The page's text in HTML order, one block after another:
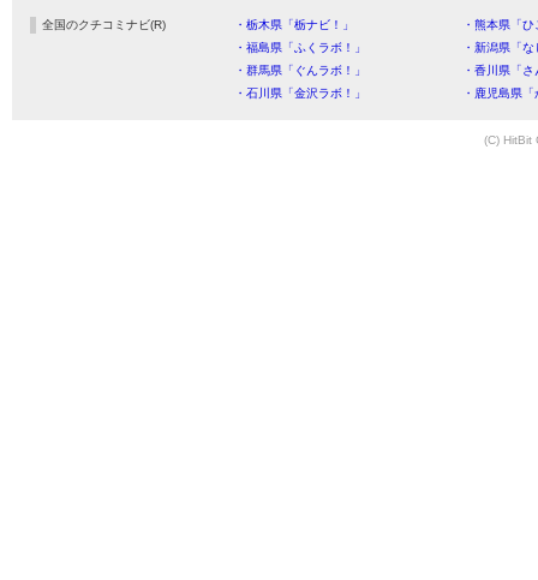
全国のクチコミナビ(R) ・栃木県「栃ナビ！」
・熊本県「
・福島県「ふくラボ！」
・新潟県「
・群馬県「ぐんラボ！」
・香川県「
・石川県「金沢ラボ！」
・鹿児島県
(C) HitBit